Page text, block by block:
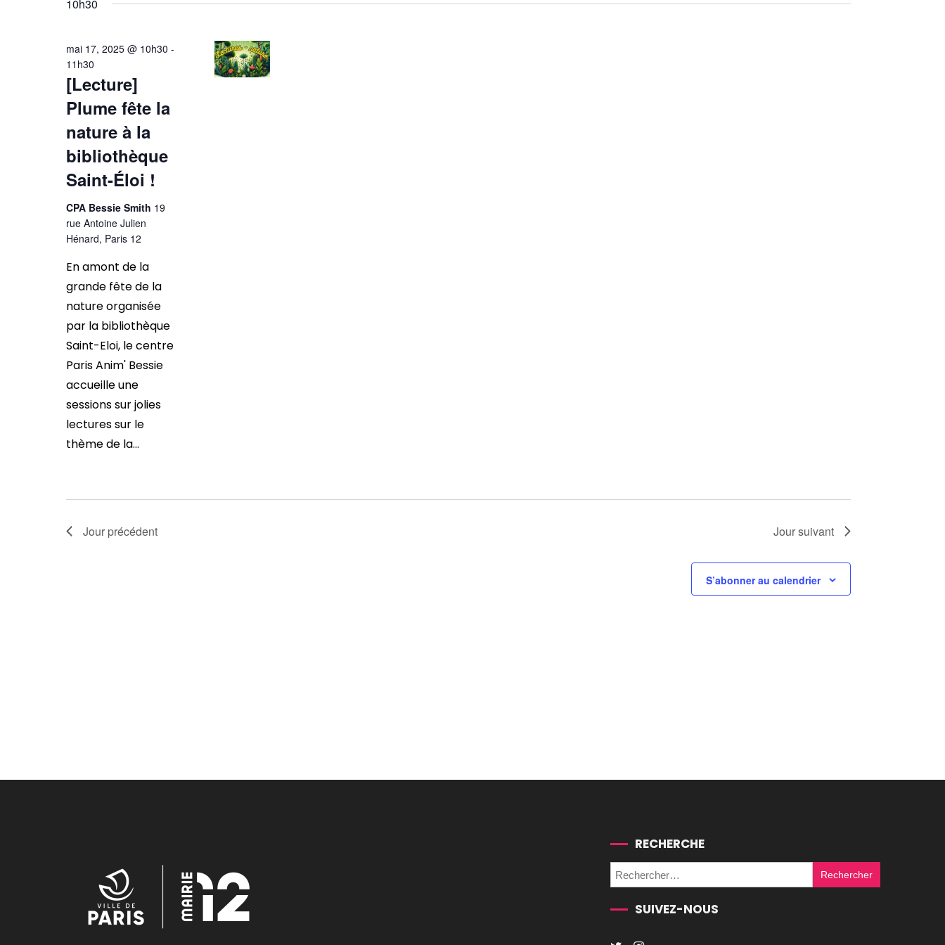
mot-
10h30
[Lecture]
Plume fête la
nature à la
bibliothèque
Saint-Éloi !
mai 17, 2025 @ 10h30 -
11h30
CPA Bessie Smith 19
rue Antoine Julien
Hénard, Paris 12
En amont de la
grande fête de la
nature organisée
par la bibliothèque
Saint-Eloi, le centre
Paris Anim' Bessie
accueille une
sessions sur jolies
lectures sur le
thème de la...
Jour précédent Jour suivant
S’abonner au calendrier
RECHERCHE
Rechercher :
SUIVEZ-NOUS